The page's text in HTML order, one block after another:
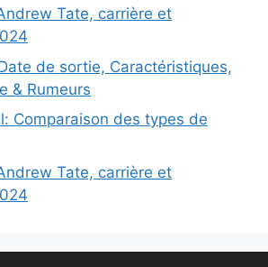
Tate, carrière et
de sortie, Caractéristiques,
& Rumeurs
Comparaison des types de
Tate, carrière et